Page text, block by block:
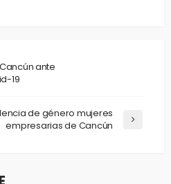
ante
19
de género mujeres
empresarias de Cancún